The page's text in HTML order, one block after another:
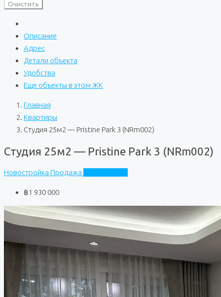
Очистить
Описание
Адрес
Детали объекта
Удобства
Еще объекты в этом ЖК
Главная
Квартиры
Студия 25м2 — Pristine Park 3 (NRm002)
Студия 25м2 — Pristine Park 3 (NRm002)
Новостройка Продажа
฿1 930 000